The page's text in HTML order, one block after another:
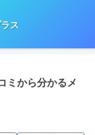
ス
ミから分かるメ
評判